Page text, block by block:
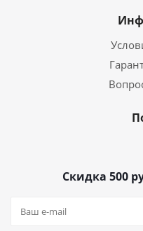
Скидка 500